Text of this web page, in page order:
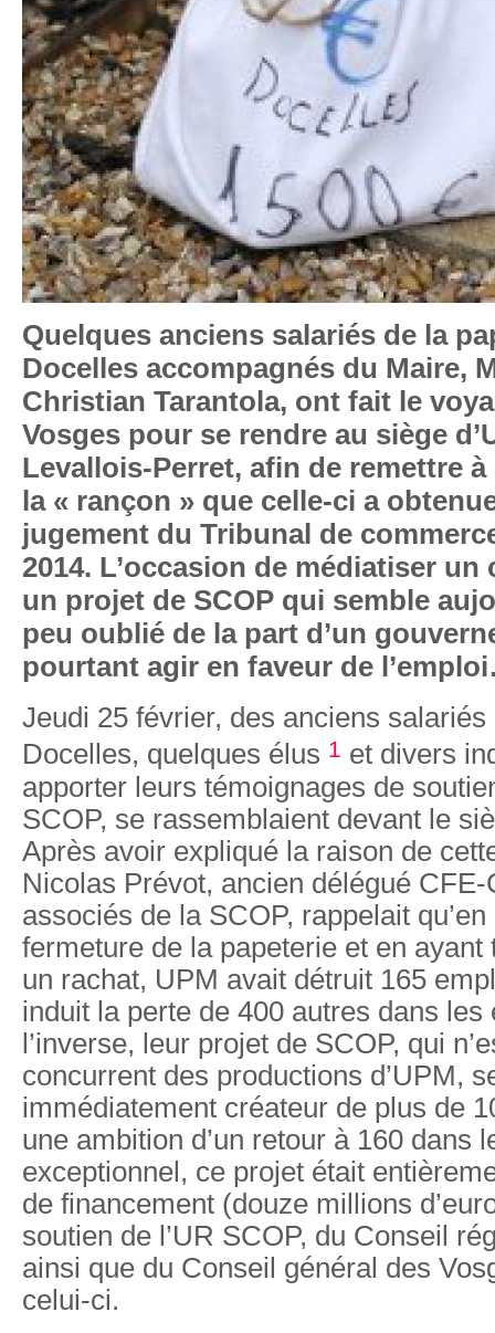
Quelques anciens salariés de la
Docelles accompagnés du Maire,
Christian Tarantola, ont fait le
Vosges pour se rendre au siège
Levallois-Perret, afin de remettre
la « rançon » que celle-ci a
jugement du Tribunal de
2014. L’occasion de médiatiser
un projet de SCOP qui semble
peu oublié de la part d’un
pourtant agir en faveur de
Jeudi 25 février, des anciens
Docelles, quelques élus 1 et divers
apporter leurs témoignages de
SCOP, se rassemblaient devant le
Après avoir expliqué la raison de
Nicolas Prévot, ancien délégué
associés de la SCOP, rappelait
fermeture de la papeterie et en ayant
un rachat, UPM avait détruit 165
induit la perte de 400 autres dans les
l’inverse, leur projet de SCOP, qui
concurrent des productions d’UPM,
immédiatement créateur de plus de
une ambition d’un retour à 160 dans
exceptionnel, ce projet était
de financement (douze millions
soutien de l’UR SCOP, du Conseil
ainsi que du Conseil général des
celui-ci.